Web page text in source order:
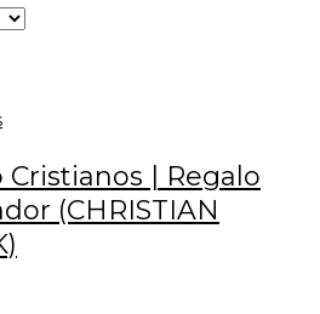
| Regalo
(CHRISTIAN